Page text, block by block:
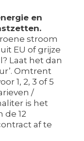
en
stroom
EU of grijze
Laat het dan
Omtrent
1, 2, 3 of 5
/
is het
de 12
af te